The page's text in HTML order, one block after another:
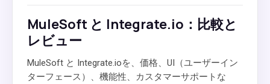
MuleSoft と Integrate.io：比較と
レビュー
MuleSoft と Integrate.ioを、価格、UI（ユーザーイン
ターフェース）、機能性、カスタマーサポートな